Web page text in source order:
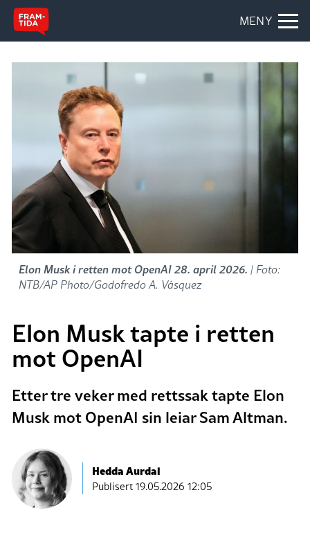
MENY
Elon Musk i retten mot OpenAI 28. april 2026. | Foto:
NTB/AP Photo/Godofredo A. Vásquez
Elon Musk tapte i retten
mot OpenAI
Etter tre veker med rettssak tapte Elon
Musk mot OpenAI sin leiar Sam Altman.
Hedda Aurdal
Publisert19.05.2026 12:05